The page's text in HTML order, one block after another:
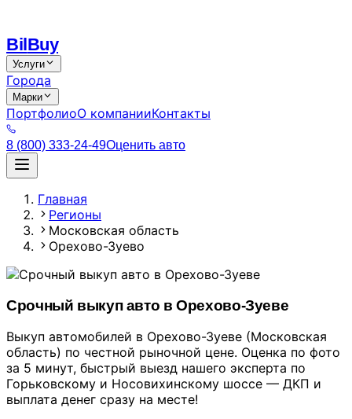
BilBuy
Услуги
Города
Марки
ПортфолиоО компанииКонтакты
8 (800) 333-24-49Оценить авто
Главная
Регионы
Московская область
Орехово-Зуево
Срочный выкуп авто в Орехово-Зуеве
Выкуп автомобилей в Орехово-Зуеве (Московская
область) по честной рыночной цене. Оценка по фото
за 5 минут, быстрый выезд нашего эксперта по
Горьковскому и Носовихинскому шоссе — ДКП и
выплата денег сразу на месте!